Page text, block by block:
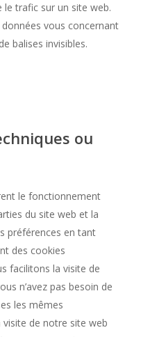
le trafic sur un site web.
vous concernant
balises invisibles.
ou
le fonctionnement
du site web et la
préférences en tant
des cookies
facilitons la visite de
n’avez pas besoin de
les mêmes
de notre site web